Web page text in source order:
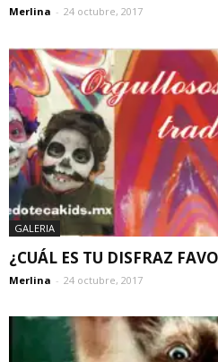
Merlina - 24 octubre, 2017
GALERIA
¿CUÁL ES TU DISFRAZ
Merlina - 24 octubre, 2017